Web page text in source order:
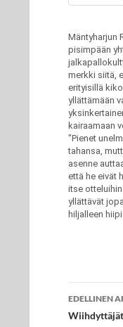
Mäntyharjun
pisimpään
merkki siitä,
erityisillä
yllättämään
kairaamaan
"Pienet
tahansa,
asenne
että he eivät
itse
yllättävät
hiljalleen
selaus
EDELLINEN
Wiihdyttäjät